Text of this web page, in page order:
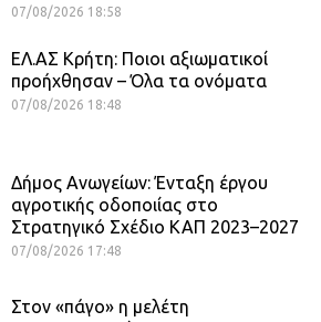
07/08/2026 18:58
ΕΛ.ΑΣ Κρήτη: Ποιοι αξιωματικοί
προήχθησαν – Όλα τα ονόματα
07/08/2026 18:48
Δήμος Ανωγείων: Ένταξη έργου
αγροτικής οδοποιίας στο
Στρατηγικό Σχέδιο ΚΑΠ 2023–2027
07/08/2026 17:48
Στον «πάγο» η μελέτη